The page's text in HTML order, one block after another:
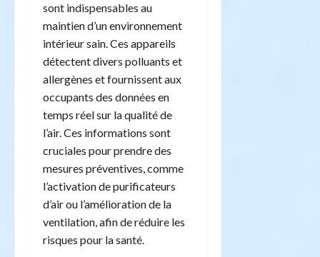
sont indispensables au
maintien d’un environnement
intérieur sain. Ces appareils
détectent divers polluants et
allergènes et fournissent aux
occupants des données en
temps réel sur la qualité de
l’air. Ces informations sont
cruciales pour prendre des
mesures préventives, comme
l’activation de purificateurs
d’air ou l’amélioration de la
ventilation, afin de réduire les
risques pour la santé.